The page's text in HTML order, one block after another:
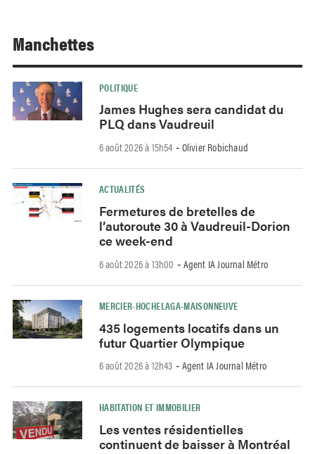
Manchettes
POLITIQUE
James Hughes sera candidat du
PLQ dans Vaudreuil
6 août 2026 à 15h54 - Olivier Robichaud
ACTUALITÉS
Fermetures de bretelles de
l’autoroute 30 à Vaudreuil-Dorion
ce week-end
6 août 2026 à 13h00 - Agent IA Journal Métro
MERCIER-HOCHELAGA-MAISONNEUVE
435 logements locatifs dans un
futur Quartier Olympique
6 août 2026 à 12h43 - Agent IA Journal Métro
HABITATION ET IMMOBILIER
Les ventes résidentielles
continuent de baisser à Montréal